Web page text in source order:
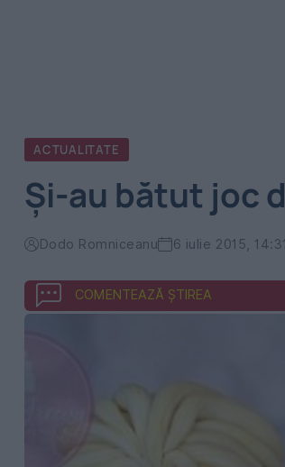
ACTUALITATE
Şi-au bătut joc
Dodo Romniceanu 6 iulie 2015, 14:31
COMENTEAZĂ ȘTIREA